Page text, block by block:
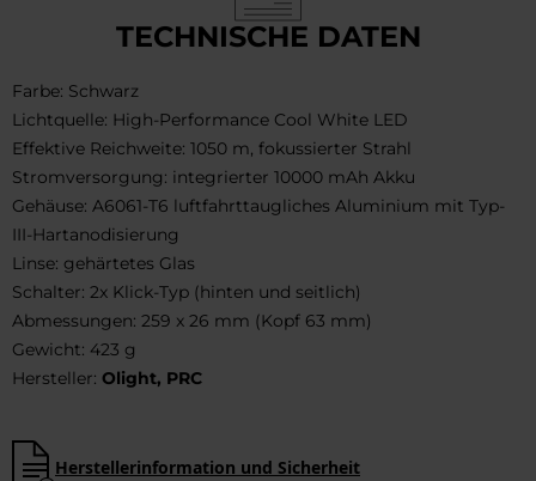
TECHNISCHE DATEN
Farbe: Schwarz
Lichtquelle: High-Performance Cool White LED
Effektive Reichweite: 1050 m, fokussierter Strahl
Stromversorgung: integrierter 10000 mAh Akku
Gehäuse: A6061-T6 luftfahrttaugliches Aluminium mit Typ-
III-Hartanodisierung
Linse: gehärtetes Glas
Schalter: 2x Klick-Typ (hinten und seitlich)
Abmessungen: 259 x 26 mm (Kopf 63 mm)
Gewicht: 423 g
Hersteller: Olight, PRC
Herstellerinformation und Sicherheit